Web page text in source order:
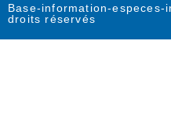
Base-information-
droits réservés